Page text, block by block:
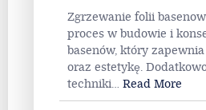
Zgrzewanie folii
proces w budowie i
basenów, który
oraz estetykę.
techniki… Read More